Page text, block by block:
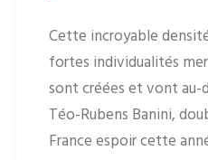
Cette incroyable
fortes individualités
sont créées et vont au-
Téo-Rubens Banini,
France espoir cette